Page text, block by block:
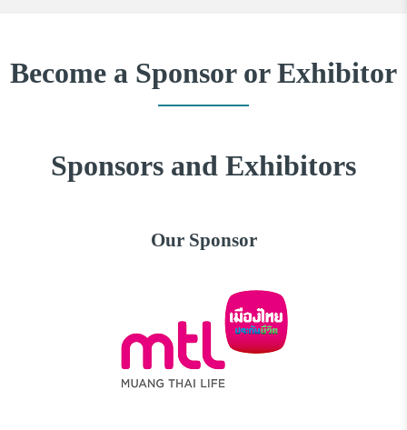
Become a Sponsor or Exhibitor
Sponsors and Exhibitors
Our Sponsor